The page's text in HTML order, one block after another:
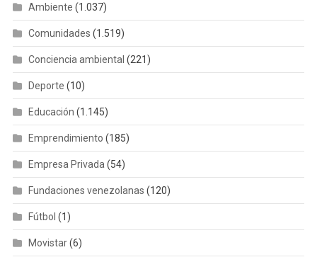
Ambiente (1.037)
Comunidades (1.519)
Conciencia ambiental (221)
Deporte (10)
Educación (1.145)
Emprendimiento (185)
Empresa Privada (54)
Fundaciones venezolanas (120)
Fútbol (1)
Movistar(6)